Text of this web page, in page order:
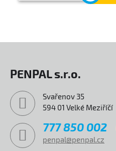
PENPAL s.r.o.
Svařenov 35
594 01 Velké Meziříčí
777 850 002
penpal@penpal.cz